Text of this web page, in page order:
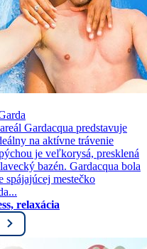
Gardacqua predstavuje
na aktívne trávenie
je veľkorysá, presklená
bazén. Gardacqua bola
spájajúcej mestečko
relaxácia